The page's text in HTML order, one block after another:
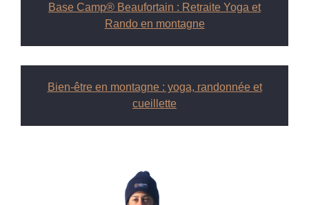
Base Camp® Beaufortain : Retraite Yoga et
Rando en montagne
Bien-être en montagne : yoga, randonnée et
cueillette